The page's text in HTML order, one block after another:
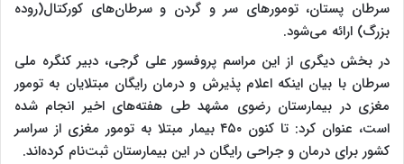
سرطان پستان، تومورهای سر و گردن و سرطان‌های کورکتال(روده
بزرگ) ارائه می‌شود.
در بخش دیگری از این مراسم پروفسور علی گرجی، دبیر کنگره ملی
سرطان با بیان اینکه اعلام پذیرش و درمان رایگان مبتلایان به تومور
مغزی در بیمارستان رضوی مشهد طی هفته‌های اخیر انجام شده
است، عنوان کرد: تا کنون ۴۵۰ بیمار مبتلا به تومور مغزی از سراسر
کشور برای درمان و جراحی رایگان در این بیمارستان ثبت‌نام کرده‌اند.